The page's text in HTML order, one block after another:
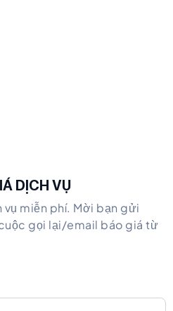
DỊCH VỤ
miễn phí. Mời bạn gửi
gọi lại/email báo giá từ